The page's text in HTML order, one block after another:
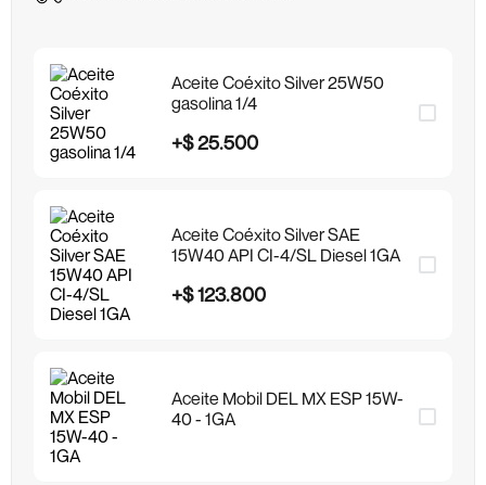
Aceite Coéxito Silver 25W50
gasolina 1/4
+$25.500
Aceite Coéxito Silver SAE
15W40 API CI-4/SL Diesel 1GA
+$123.800
Aceite Mobil DEL MX ESP 15W-
40 - 1GA